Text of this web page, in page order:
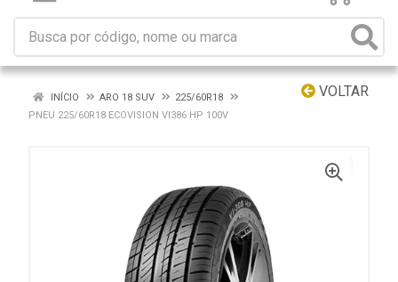
VOLTAR
INÍCIO ARO 18 SUV
225/60R18
PNEU 225/60R18 ECOVISION VI386 HP 100V